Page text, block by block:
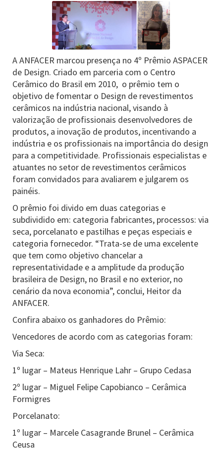
A ANFACER marcou presença no 4º Prêmio ASPACER
de Design. Criado em parceria com o Centro
Cerâmico do Brasil em 2010, o prêmio tem o
objetivo de fomentar o Design de revestimentos
cerâmicos na indústria nacional, visando à
valorização de profissionais desenvolvedores de
produtos, a inovação de produtos, incentivando a
indústria e os profissionais na importância do design
para a competitividade. Profissionais especialistas e
atuantes no setor de revestimentos cerâmicos
foram convidados para avaliarem e julgarem os
painéis.
O prêmio foi divido em duas categorias e
subdividido em: categoria fabricantes, processos: via
seca, porcelanato e pastilhas e peças especiais e
categoria fornecedor. “Trata-se de uma excelente
que tem como objetivo chancelar a
representatividade e a amplitude da produção
brasileira de Design, no Brasil e no exterior, no
cenário da nova economia”, conclui, Heitor da
ANFACER.
Confira abaixo os ganhadores do Prêmio:
Vencedores de acordo com as categorias foram:
Via Seca:
1º lugar – Mateus Henrique Lahr – Grupo Cedasa
2º lugar – Miguel Felipe Capobianco – Cerâmica
Formigres
Porcelanato:
1º lugar – Marcele Casagrande Brunel – Cerâmica
Ceusa